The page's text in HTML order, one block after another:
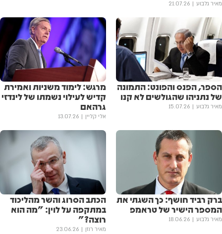
מאיר גלבוע 21.07.26
הספר, הפנס והפונט: התמונה
של נתניהו שהגולשים לא קנו
מאיר גלבוע 15.07.26
מרגש: לימוד משניות ואמירת
קדיש לעילוי נשמתו של לינדזי
גרהאם
אלי קליין 13.07.26
ברק רביד חושף: כך השגתי את
המספר הישיר של טראמפ
מאיר גלבוע 18.06.26
הכתב הסרוג והשר מהליכוד
במתקפה על לוין: "מה הוא
רוצה?"
מאיר רוזן 23.06.26